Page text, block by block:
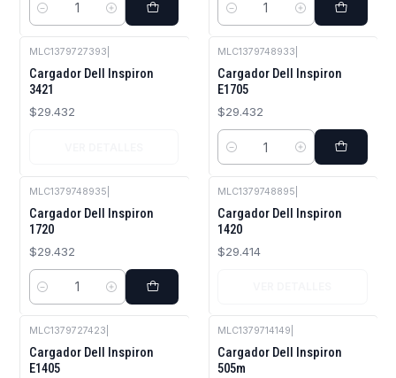
Cantidad Cantidad
MLC1379727393
Cargador Dell Inspiron
3421
$29.432
MLC1379748933
Cargador Dell Inspiron
E1705
$29.432
Cantidad
MLC1379748935
Cargador Dell Inspiron
1720
$29.432
Cantidad
MLC1379748895
Cargador Dell Inspiron
1420
$29.414
MLC1379727423
Cargador Dell Inspiron
E1405
MLC1379714149
Cargador Dell Inspiron
505m